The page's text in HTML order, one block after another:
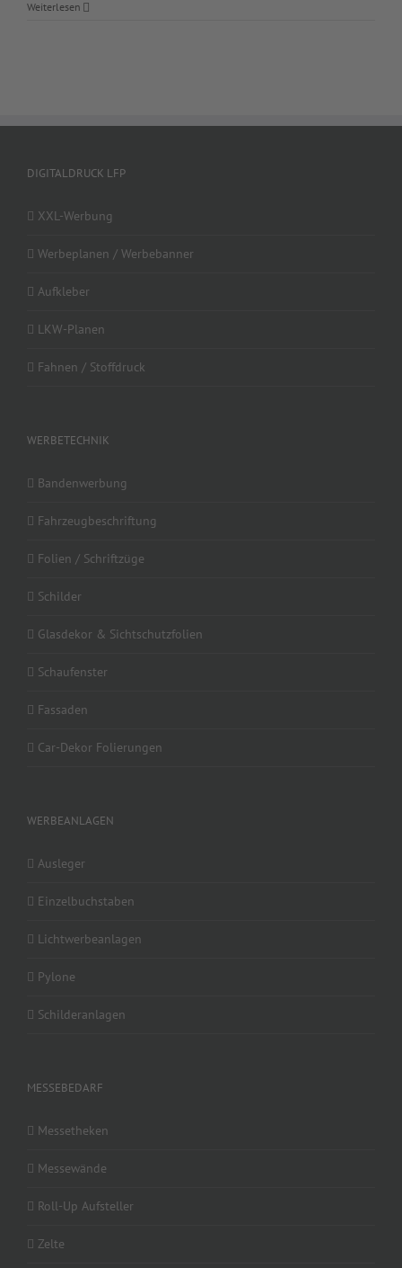
Weiterlesen
DIGITALDRUCK LFP
XXL-Werbung
Werbeplanen / Werbebanner
Aufkleber
LKW-Planen
Fahnen / Stoffdruck
WERBETECHNIK
Bandenwerbung
Fahrzeugbeschriftung
Folien / Schriftzüge
Schilder
Glasdekor & Sichtschutzfolien
Schaufenster
Fassaden
Car-Dekor Folierungen
WERBEANLAGEN
Ausleger
Einzelbuchstaben
Lichtwerbeanlagen
Pylone
Schilderanlagen
MESSEBEDARF
Messetheken
Messewände
Roll-Up Aufsteller
Zelte